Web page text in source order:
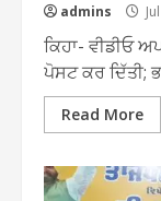
admins
ਕਿਹਾ- ਵੀਡੀਓ
ਪੋਸਟ ਕਰ ਦਿੱਤੀ;
Read More